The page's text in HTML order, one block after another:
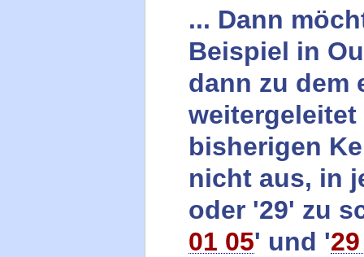
... Dann
Beispiel in
dann zu dem
weitergeleitet
bisherigen
nicht aus, in
oder '29' zu
01 05' und '